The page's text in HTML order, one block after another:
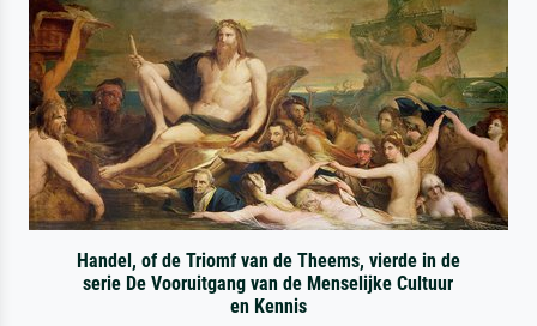
Handel, of de Triomf van de Theems, vierde in de
serie De Vooruitgang van de Menselijke Cultuur
en Kennis